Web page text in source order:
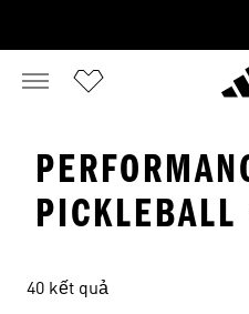
PICKLEBALL
40 kết quả